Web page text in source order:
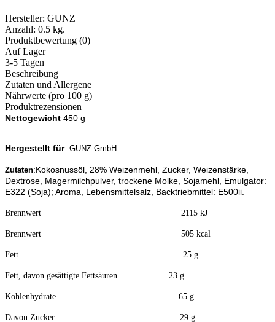
Hersteller: GUNZ
Anzahl: 0.5 kg.
Produktbewertung (0)
Auf Lager
3-5 Tagen
Beschreibung
Zutaten und Allergene
Nährwerte (pro 100 g)
Produktrezensionen
Nettogewicht 450 g
Hergestellt für: GUNZ GmbH
Zutaten:Kokosnussöl, 28% Weizenmehl, Zucker, Weizenstärke,
Dextrose, Magermilchpulver, trockene Molke, Sojamehl, Emulgator:
E322 (Soja); Aroma, Lebensmittelsalz, Backtriebmittel: E500ii.
Brennwert 2115 kJ
Brennwert 505 kcal
Fett 25 g
Fett, davon gesättigte Fettsäuren 23 g
Kohlenhydrate 65 g
Davon Zucker 29 g